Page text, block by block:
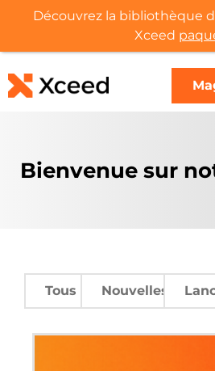
Bienvenue sur
Tous Nouvelles
Découvrez la bibliothèque
Xceed